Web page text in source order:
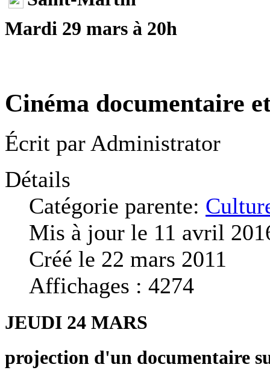
Mardi 29 mars à 20h
Cinéma documentaire
Écrit par Administrator
Détails
Catégorie parente:
Mis à jour le 11 avril
Créé le 22 mars 2011
Affichages : 4274
JEUDI 24 MARS
projection d'un documentaire